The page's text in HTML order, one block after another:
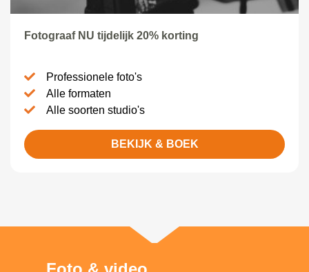
Fotograaf NU tijdelijk 20% korting
Professionele foto's
Alle formaten
Alle soorten studio's
BEKIJK & BOEK